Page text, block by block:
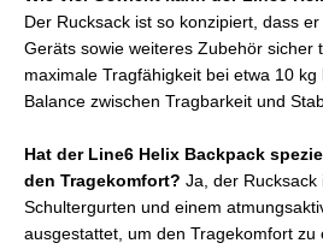
Der Rucksack ist so konzipiert, dass
Geräts sowie weiteres Zubehör sicher
maximale Tragfähigkeit bei etwa 10
Balance zwischen Tragbarkeit und
Hat der Line6 Helix Backpack
den Tragekomfort? Ja, der Rucksack
Schultergurten und einem
ausgestattet, um den Tragekomfort